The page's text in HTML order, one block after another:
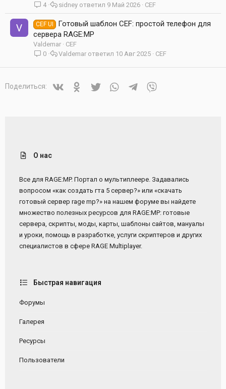
4
CEF
9 Май 2026
sidney
CEF UI
Готовый шаблон CEF: простой телефон для
сервера RAGE:MP
Valdemar
CEF
0
CEF
10 Авг 2025
Valdemar
Поделиться: VkontakteOdnoklassniki
Twitter WhatsAppTelegram
О нас
Все для RAGE:MP. Портал о мультиплеере. Задавались
вопросом «как создать гта 5 сервер?» или «скачать
готовый сервер rage mp?» на нашем форуме вы найдете
множество полезных ресурсов для RAGE:MP: готовые
сервера, скрипты, моды, карты, шаблоны сайтов, мануалы
и уроки, помощь в разработке, услуги скриптеров и других
специалистов в сфере RAGE Multiplayer.
Быстрая навигация
Форумы
Галерея
Ресурсы
Пользователи